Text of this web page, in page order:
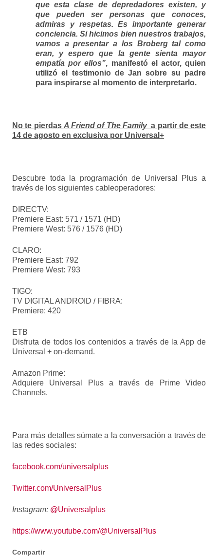
que esta clase de depredadores existen, y
que pueden ser personas que conoces,
admiras y respetas. Es importante generar
conciencia. Si hicimos bien nuestros trabajos,
vamos a presentar a los Broberg tal como
eran, y espero que la gente sienta mayor
empatía por ellos”, manifestó el actor, quien
utilizó el testimonio de Jan sobre su padre
para inspirarse al momento de interpretarlo.
No te pierdas A Friend of The Familya partir de este
14 de agosto en exclusiva por Universal+
Descubre toda la programación de Universal Plus a
través de los siguientes cableoperadores:
DIRECTV:
Premiere East: 571 / 1571 (HD)
Premiere West: 576 / 1576 (HD)
CLARO:
Premiere East: 792
Premiere West: 793
TIGO:
TV DIGITAL ANDROID / FIBRA:
Premiere: 420
ETB
Disfruta de todos los contenidos a través de la App de
Universal + on-demand.
Amazon Prime:
Adquiere Universal Plus a través de Prime Video
Channels.
Para más detalles súmate a la conversación a través de
las redes sociales:
facebook.com/universalplus
Twitter.com/UniversalPlus
Instagram: @Universalplus
https://www.youtube.com/@UniversalPlus
Compartir